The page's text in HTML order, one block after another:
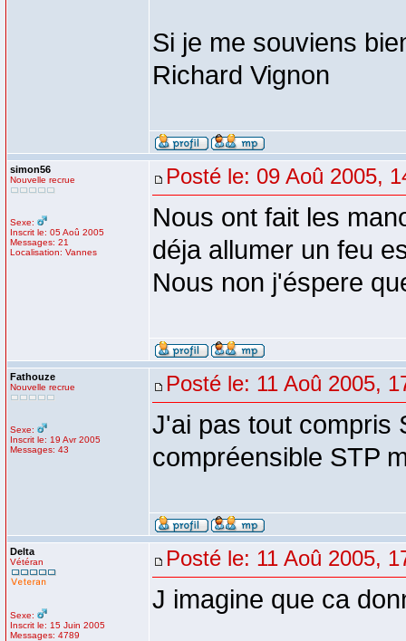
Si je me souviens
Richard Vignon
simon56
Nouvelle recrue
Sexe:
Inscrit le: 05 Aoû 2005
Messages: 21
Localisation: Vannes
Posté le: 09 Aoû 2005,
Nous ont fait les
déja allumer un feu
Nous non j'éspere
Fathouze
Nouvelle recrue
Sexe:
Inscrit le: 19 Avr 2005
Messages: 43
Posté le: 11 Aoû 2005,
J'ai pas tout compris
compréensible STP
Delta
Vétéran
Sexe:
Inscrit le: 15 Juin 2005
Messages: 4789
Posté le: 11 Aoû 2005,
J imagine que ca